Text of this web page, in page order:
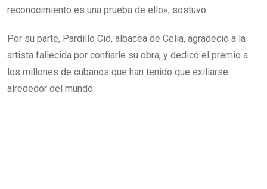
reconocimiento es una prueba de ello», sostuvo.
Por su parte, Pardillo Cid, albacea de Celia, agradeció a la
artista fallecida por confiarle su obra, y dedicó el premio a
los millones de cubanos que han tenido que exiliarse
alrededor del mundo.